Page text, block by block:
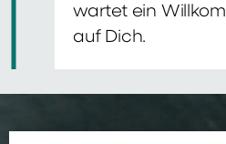
wartet ein
auf Dich.